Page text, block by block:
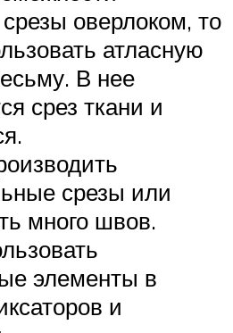
оверлоком, то
атласную
В нее
срез ткани и
срезы или
много швов.
элементы в
и